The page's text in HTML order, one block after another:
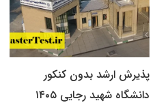
پذیرش ارشد بدون کنکور
دانشگاه شهید رجایی ۱۴۰۵